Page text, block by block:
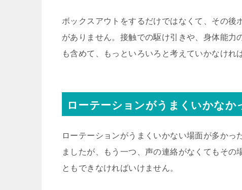
ボックスアウトをするだけではなくて、その
がありません。接触での駆け引きや、身体能
も含めて、もっといろいろと考えていかなけれ
ローテーションがうまくいかなか
ローテーションがうまくいかない場面が多か
ましたが、もう一つ、声の連絡がなくてもその
ともできなければいけません。